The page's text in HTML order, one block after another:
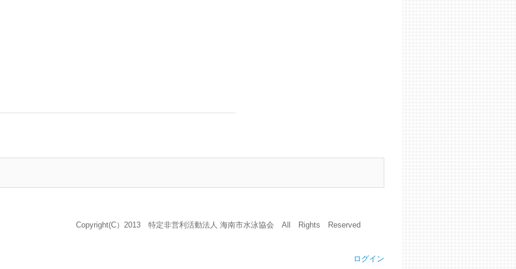
Copyright(C）2013 特定非営利活動法人 海南市水泳協会 All Rights Reserved
ログイン